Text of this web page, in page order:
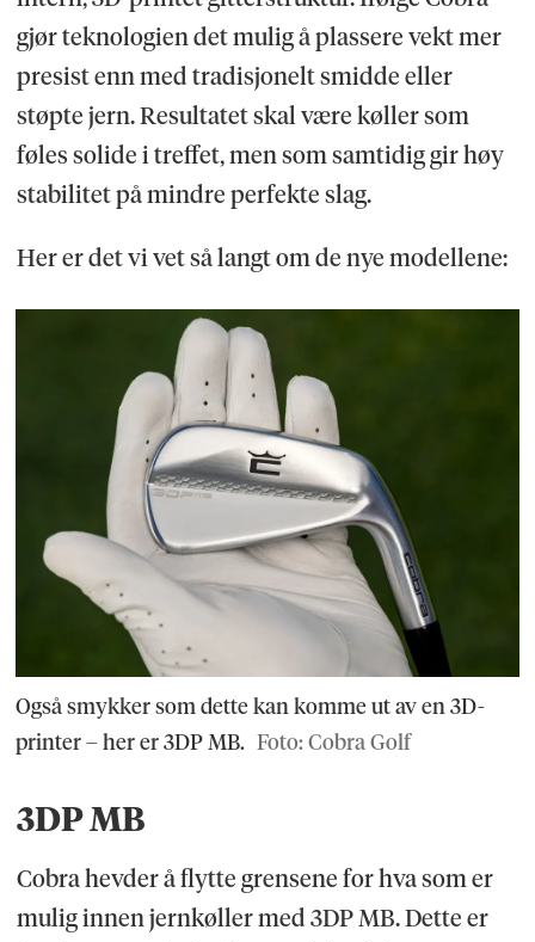
gjør teknologien det mulig å plassere vekt mer
presist enn med tradisjonelt smidde eller
støpte jern. Resultatet skal være køller som
føles solide i treffet, men som samtidig gir høy
stabilitet på mindre perfekte slag.
Her er det vi vet så langt om de nye modellene:
Også smykker som dette kan komme ut av en 3D-
printer – her er 3DP MB. Foto: Cobra Golf
3DP MB
Cobra hevder å flytte grensene for hva som er
mulig innen jernkøller med 3DP MB. Dette er